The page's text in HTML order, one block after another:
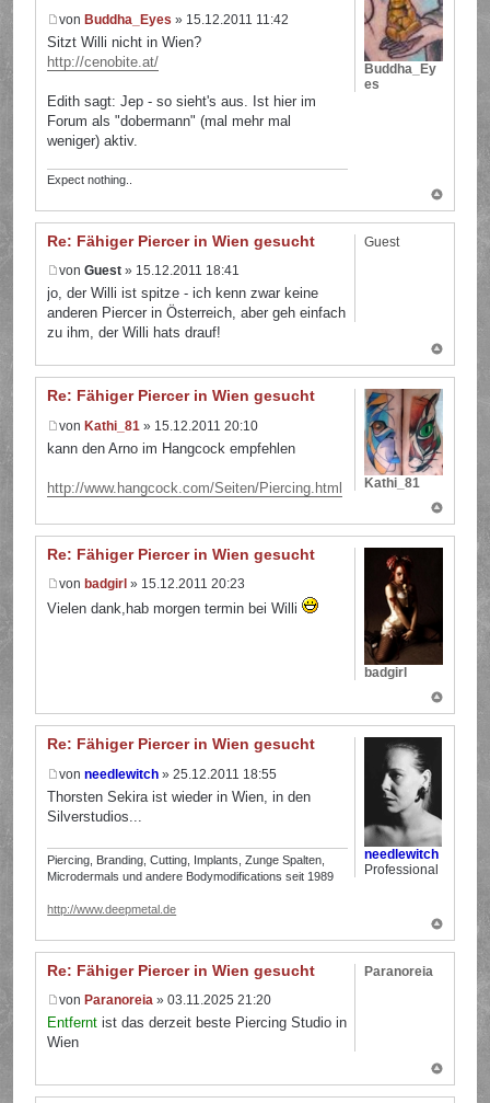
vonBuddha_Eyes » 15.12.2011 11:42
Sitzt Willi nicht in Wien?
http://cenobite.at/
Edith sagt: Jep - so sieht's aus. Ist hier im
Forum als "dobermann" (mal mehr mal
weniger) aktiv.
Expect nothing..
Buddha_Ey
es
Re: Fähiger Piercer in Wien gesucht
vonGuest » 15.12.2011 18:41
jo, der Willi ist spitze - ich kenn zwar keine
anderen Piercer in Österreich, aber geh einfach
zu ihm, der Willi hats drauf!
Guest
Re: Fähiger Piercer in Wien gesucht
vonKathi_81 » 15.12.2011 20:10
kann den Arno im Hangcock empfehlen
http://www.hangcock.com/Seiten/Piercing.html
Kathi_81
Re: Fähiger Piercer in Wien gesucht
von badgirl » 15.12.2011 20:23
Vielen dank,hab morgen termin bei Willi
badgirl
Re: Fähiger Piercer in Wien gesucht
vonneedlewitch » 25.12.2011 18:55
Thorsten Sekira ist wieder in Wien, in den
Silverstudios...
Piercing, Branding, Cutting, Implants, Zunge Spalten,
Microdermals und andere Bodymodifications seit 1989
http://www.deepmetal.de
needlewitch
Professional
Re: Fähiger Piercer in Wien gesucht
vonParanoreia » 03.11.2025 21:20
Entfernt ist das derzeit beste Piercing Studio in
Wien
Paranoreia